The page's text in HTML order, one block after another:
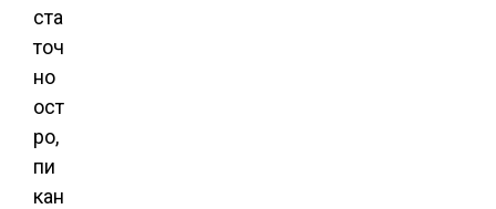
ста
точ
но
ост
ро,
пи
кан